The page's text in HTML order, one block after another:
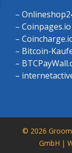
–
– Coinpages.io
–
– Bitcoin-
–
–
© 2026
GmbH |